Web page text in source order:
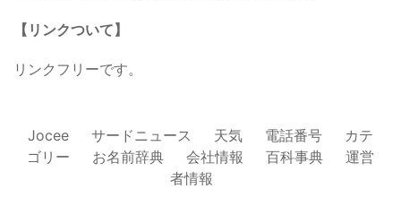
【リンクついて】
リンクフリーです。
Jocee サードニュース 天気 電話番号
カテ
ゴリー
お名前辞典 会社情報 百科事典
運営
者情報